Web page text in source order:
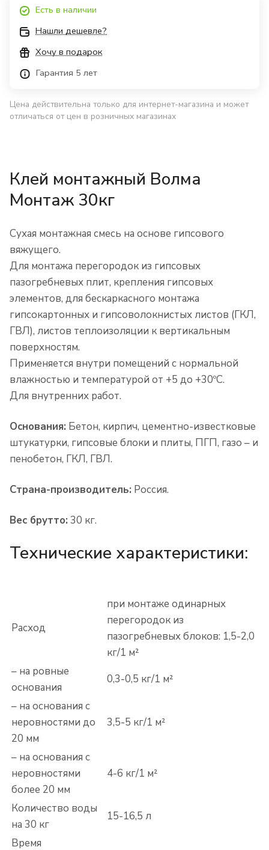
Есть в наличии
Нашли дешевле?
Хочу в подарок
Гарантия 5 лет
Цена действительна только для интернет-магазина и может
отличаться от цен в розничных магазинах
Клей монтажный Волма
Монтаж 30кг
Сухая монтажная смесь на основе гипсового
вяжущего.
Для монтажа перегородок из гипсовых
пазогребневых плит, крепления гипсовых
элементов, для бескаркасного монтажа
гипсокартонных и гипсоволокнистых листов (ГКЛ,
ГВЛ), листов теплоизоляции к вертикальным
поверхностям.
Применяется внутри помещений с нормальной
влажностью и температурой от +5 до +30ºС.
Для внутренних работ.
Основания: Бетон, кирпич, цементно-известковые
штукатурки, гипсовые блоки и плиты, ПГП, газо – и
пенобетон, ГКЛ, ГВЛ.
Страна-производитель: Россия.
Вес брутто:30 кг.
Технические характеристики:
Расход
при монтаже одинарных
перегородок из
пазогребневых блоков: 1,5-2,0
кг/1 м²
– на ровные
основания
0,3-0,5 кг/1 м²
– на основания с
неровностями до
20 мм
3,5-5 кг/1 м²
– на основания с
неровностями
более 20 мм
4-6 кг/1 м²
Количество воды
на 30 кг
15-16,5 л
Время